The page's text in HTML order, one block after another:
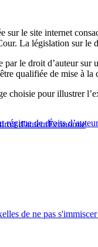
le site internet
La législation sur le
le droit d’auteur
qualifiée de mise à
choisie pour illustrer
régime de droits
droit d'auteurÉconomie
de ne pas